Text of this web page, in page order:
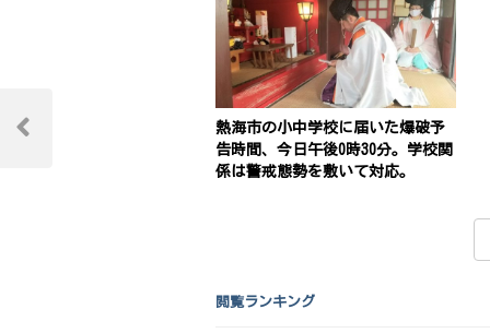
熱海市の小中学校に届いた爆破予
告時間、今日午後0時30分。学校関
係は警戒態勢を敷いて対応。
稿
Previous
閲覧ランキング